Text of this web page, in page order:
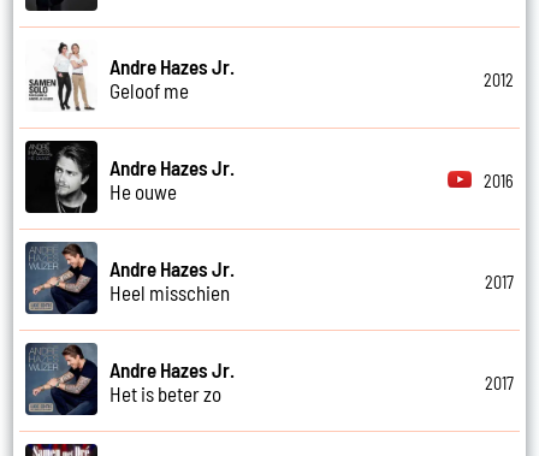
Andre Hazes Jr.
Geloof me
2012
Andre Hazes Jr.
He ouwe
2016
Andre Hazes Jr.
Heel misschien
2017
Andre Hazes Jr.
Het is beter zo
2017